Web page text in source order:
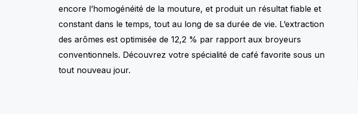
encore l’homogénéité de la mouture, et produit un résultat fiable et
constant dans le temps, tout au long de sa durée de vie. L’extraction
des arômes est optimisée de 12,2 % par rapport aux broyeurs
conventionnels. Découvrez votre spécialité de café favorite sous un
tout nouveau jour.